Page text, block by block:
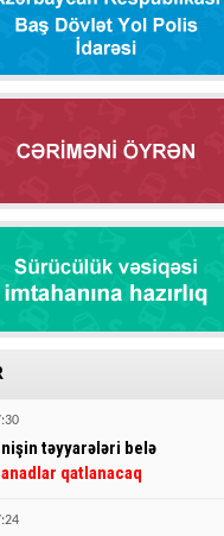
təyyarələri belə
qatlanacaq